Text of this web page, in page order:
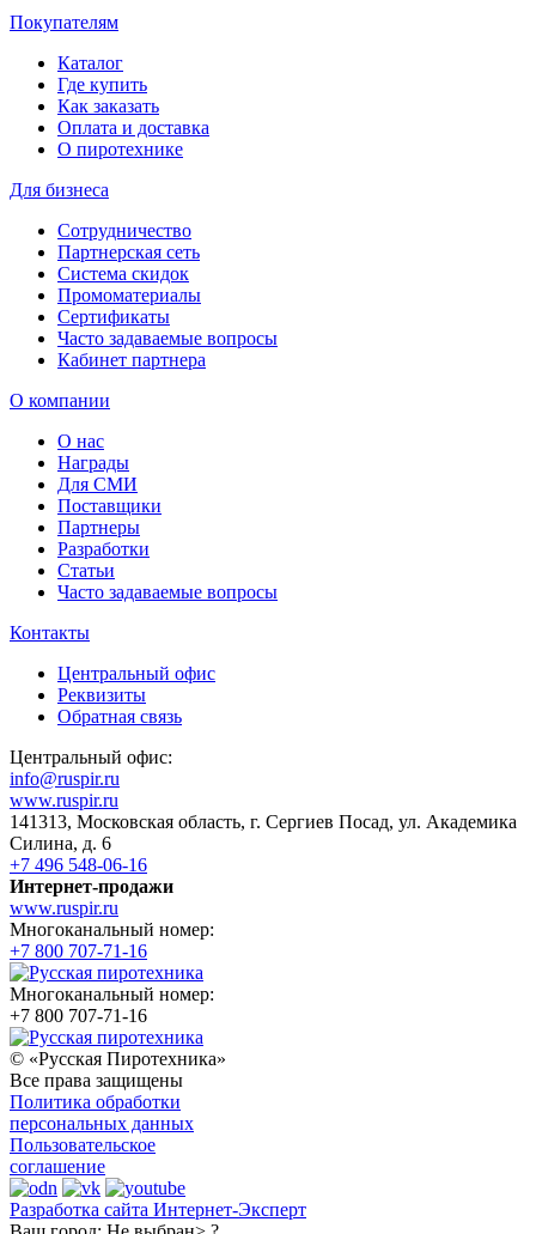
Покупателям
Каталог
Где купить
Как заказать
Оплата и доставка
О пиротехнике
Для бизнеса
Сотрудничество
Партнерская сеть
Система скидок
Промоматериалы
Сертификаты
Часто задаваемые вопросы
Кабинет партнера
О компании
О нас
Награды
Для СМИ
Поставщики
Партнеры
Разработки
Статьи
Часто задаваемые вопросы
Контакты
Центральный офис
Реквизиты
Обратная связь
Центральный офис:
info@ruspir.ru
www.ruspir.ru
141313, Московская область, г. Сергиев Посад, ул. Академика
Силина, д. 6
+7 496 548-06-16
Интернет-продажи
www.ruspir.ru
Многоканальный номер:
+7 800 707-71-16
Многоканальный номер:
+7 800 707-71-16
© «Русская Пиротехника»
Все права защищены
Политика обработки
персональных данных
Пользовательское
соглашение
Разработка сайта Интернет-Эксперт